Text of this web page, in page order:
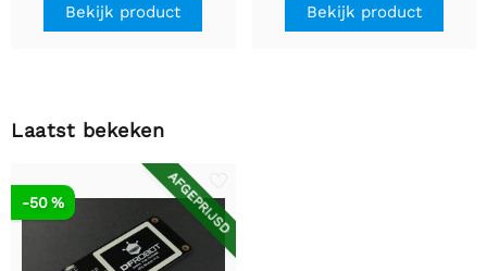
Bekijk product Bekijk product
Laatst bekeken
AFGEPRIJSD
-50 %